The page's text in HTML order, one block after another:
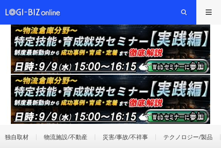
独自取材 物流施設/不動産 災害/事故/不祥事 テクノロジー/製品